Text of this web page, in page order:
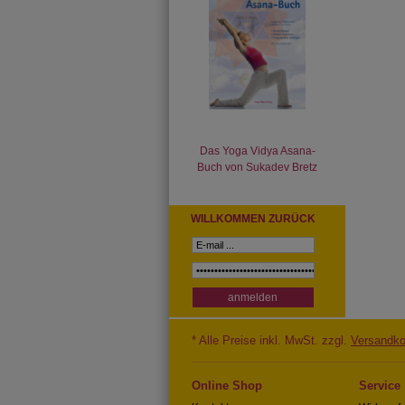
Das Yoga Vidya Asana-
Buch von Sukadev Bretz
WILLKOMMEN ZURÜCK
* Alle Preise inkl. MwSt. zzgl.
Online Shop Service